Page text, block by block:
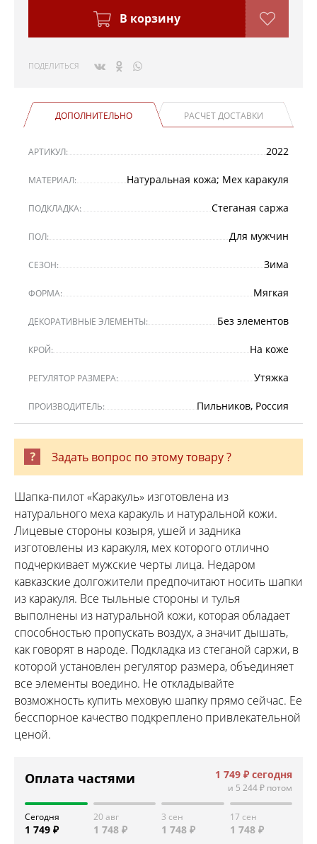
В корзину
ПОДЕЛИТЬСЯ
ДОПОЛНИТЕЛЬНО РАСЧЕТ ДОСТАВКИ
АРТИКУЛ: 2022
МАТЕРИАЛ: Натуральная кожа; Мех каракуля
ПОДКЛАДКА: Стеганая саржа
ПОЛ: Для мужчин
СЕЗОН: Зима
ФОРМА: Мягкая
ДЕКОРАТИВНЫЕ ЭЛЕМЕНТЫ: Без элементов
КРОЙ: На коже
РЕГУЛЯТОР РАЗМЕРА: Утяжка
ПРОИЗВОДИТЕЛЬ: Пильников, Россия
Задать вопрос по этому товару ?
Шапка-пилот «Каракуль» изготовлена из
натурального меха каракуль и натуральной кожи.
Лицевые стороны козыря, ушей и задника
изготовлены из каракуля, мех которого отлично
подчеркивает мужские черты лица. Недаром
кавказские долгожители предпочитают носить шапки
из каракуля. Все тыльные стороны и тулья
выполнены из натуральной кожи, которая обладает
способностью пропускать воздух, а значит дышать,
как говорят в народе. Подкладка из стеганой саржи, в
которой установлен регулятор размера, объединяет
все элементы воедино. Не откладывайте
возможность купить меховую шапку прямо сейчас. Ее
бесспорное качество подкреплено привлекательной
ценой.
Оплата частями 1 749 ₽ сегодня
и 5 244 ₽ потом
Сегодня
1 749 ₽
20 авг
1 748 ₽
3 сен
1 748 ₽
17 сен
1 748 ₽